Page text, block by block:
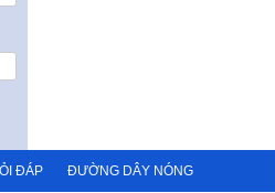
ĐÁP ĐƯỜNG DÂY NÓNG